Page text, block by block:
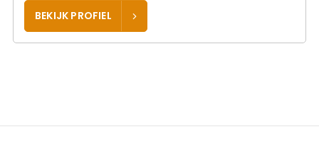
BEKIJK PROFIEL